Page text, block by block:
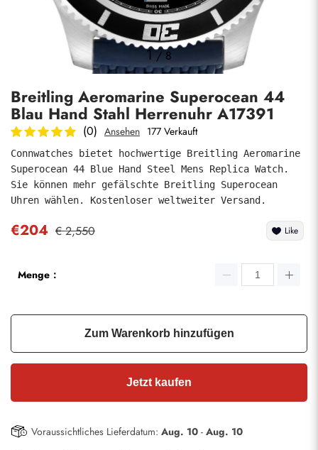
1 / 8
Breitling Aeromarine Superocean 44
Blau Hand Stahl Herrenuhr A17391
(0) Ansehen 177 Verkauft
Connwatches bietet hochwertige Breitling Aeromarine
Superocean 44 Blue Hand Steel Mens Replica Watch.
Sie können mehr gefälschte Breitling Superocean
Uhren wählen. Kostenloser weltweiter Versand.
€204 € 2,550 Like
Menge：
Zum Warenkorb hinzufügen
Jetzt kaufen
Voraussichtliches Lieferdatum: Aug. 10 - Aug. 10
absenden